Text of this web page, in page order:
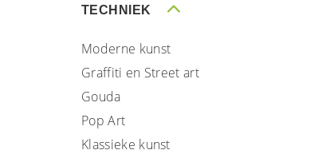
TECHNIEK
Moderne kunst
Graffiti en Street art
Gouda
Pop Art
Klassieke kunst